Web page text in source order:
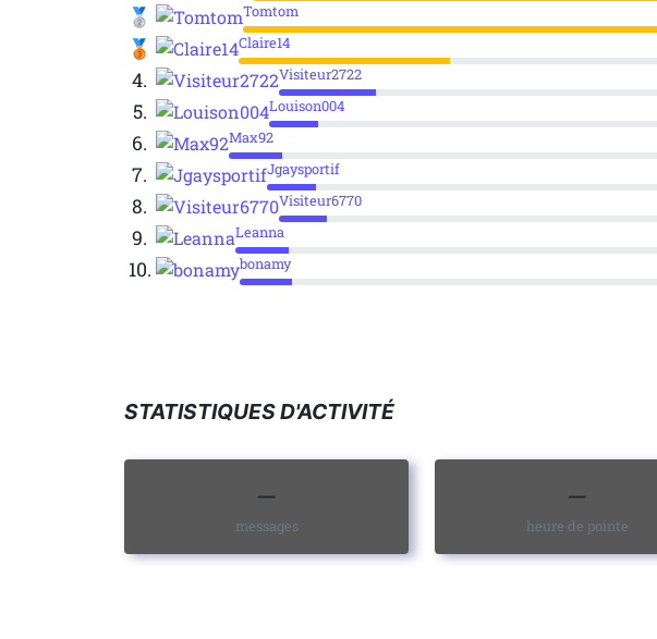
🥈 Tomtom
🥉 Claire14
4. Visiteur2722
5. Louison004
6. Max92
7. Jgaysportif
8. Visiteur6770
9. Leanna
10. bonamy
STATISTIQUES D'ACTIVITÉ
—
messages
—
heure de pointe